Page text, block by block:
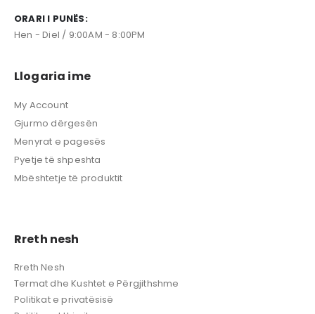
ORARI I PUNËS:
Hen - Diel / 9:00AM - 8:00PM
Llogaria ime
My Account
Gjurmo dërgesën
Menyrat e pagesës
Pyetje të shpeshta
Mbështetje të produktit
Rreth nesh
Rreth Nesh
Termat dhe Kushtet e Përgjithshme
Politikat e privatësisë